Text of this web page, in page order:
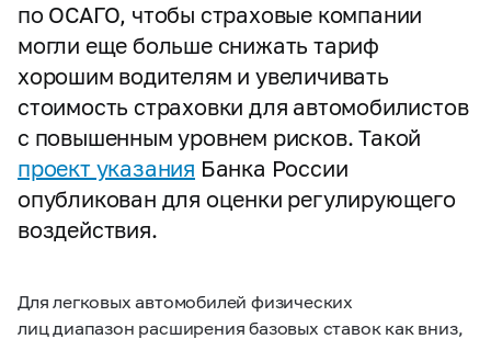
по ОСАГО, чтобы страховые компании
могли еще больше снижать тариф
хорошим водителям и увеличивать
стоимость страховки для автомобилистов
с повышенным уровнем рисков. Такой
проект указания Банка России
опубликован для оценки регулирующего
воздействия.
Для легковых автомобилей физических
лиц диапазон расширения базовых ставок как вниз,